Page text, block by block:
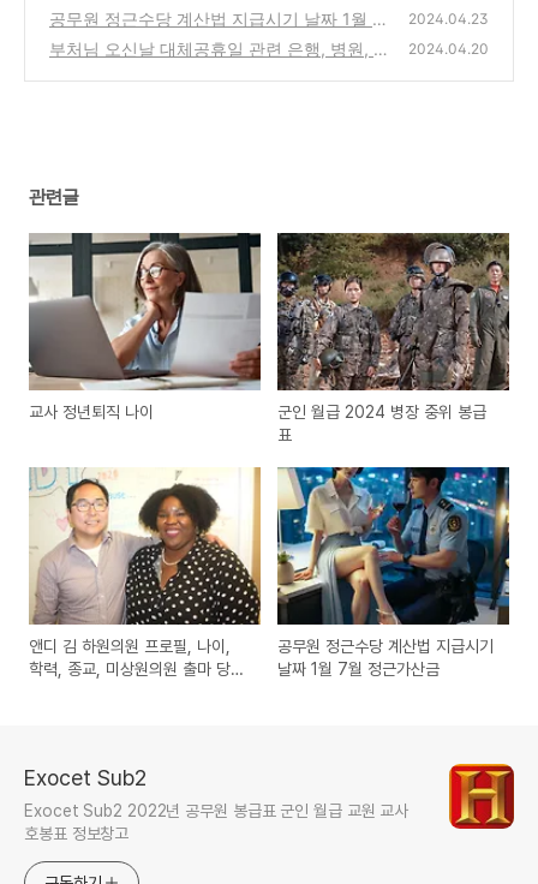
상원의원 출마 당선 유력
(0)
공무원 정근수당 계산법 지급시기 날짜 1월 7
월 정근가산금
(0)
2024.04.23
부처님 오신날 대체공휴일 관련 은행, 병원, 주
2024.04.20
관련글
교사 정년퇴직 나이
군인 월급 2024 병장 중위 봉급
표
앤디 김 하원의원 프로필, 나이,
학력, 종교, 미상원의원 출마 당선
공무원 정근수당 계산법 지급시기
날짜 1월 7월 정근가산금
Exocet Sub2
Exocet Sub2 2022년 공무원 봉급표 군인 월급 교원 교사
호봉표 정보창고